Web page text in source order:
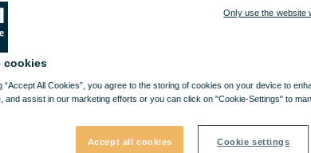
cookies
“Accept All Cookies”, you agree to the storing of cookies on your device to
and assist in our marketing efforts or you can click on "Cookie-Settings" to
Accept all cookies Cookie settings
Only use the website